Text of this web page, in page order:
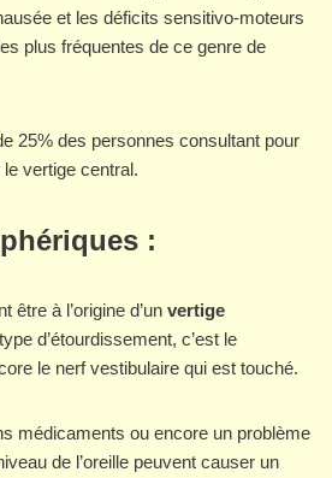
et les déficits sensitivo-moteurs
plus fréquentes de ce genre de
25% des personnes consultant pour
vertige central.
:
être à l’origine d’un vertige
d’étourdissement, c’est le
le nerf vestibulaire qui est touché.
médicaments ou encore un problème
de l’oreille peuvent causer un